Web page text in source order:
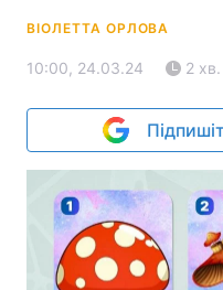
ВІОЛЕТТА ОРЛОВА
10:00, 24.03.24 2 хв.